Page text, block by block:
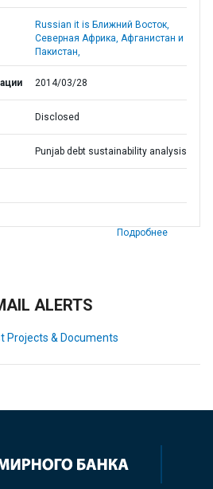
Russian it is Ближний Восток,
Северная Африка, Афганистан и
Пакистан,
2014/03/28
Disclosed
Punjab debt sustainability analysis
Подробнее
ALERTS
Projects & Documents